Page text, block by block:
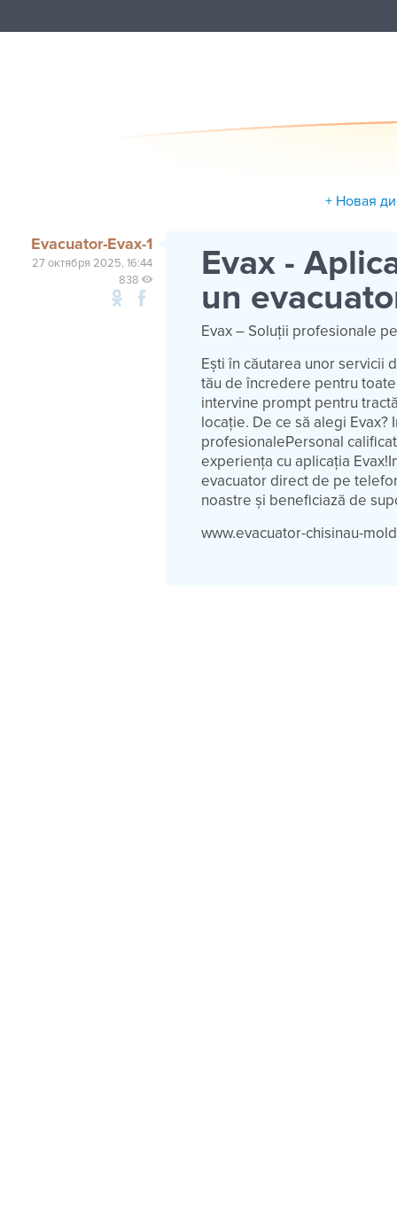
+ Новая
Evacuator-Evax-1
27 октября 2025, 16:44
838
Evax -
un
Evax – Soluții profesionale
Ești în căutarea unor servicii
tău de încredere pentru
intervine prompt pentru
locație. De ce să alegi
profesionalePersonal
experiența cu aplicația
evacuator direct de pe
noastre și beneficiază de
www.evacuator-chisinau-